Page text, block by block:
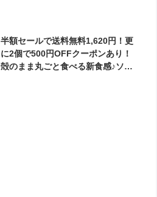
半額セールで送料無料1,620円！更
に2個で500円OFFクーポンあり！
殻のまま丸ごと食べる新食感♪ソフ